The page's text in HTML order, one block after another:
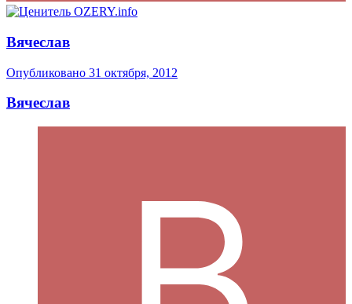
Вячеслав
Опубликовано 31 октября, 2012
Вячеслав